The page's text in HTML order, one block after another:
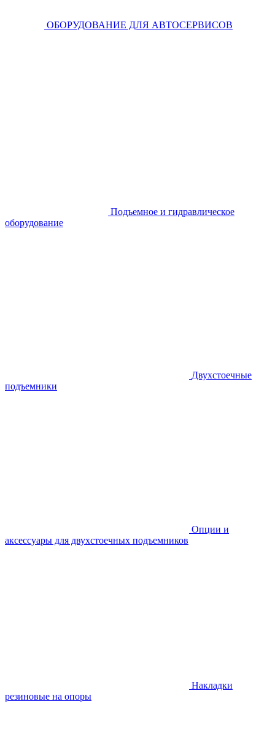
ОБОРУДОВАНИЕ ДЛЯ АВТОСЕРВИСОВ
Подъемное и гидравлическое
оборудование
Двухстоечные
подъемники
Опции и
аксессуары для двухстоечных подъемников
Накладки
резиновые на опоры